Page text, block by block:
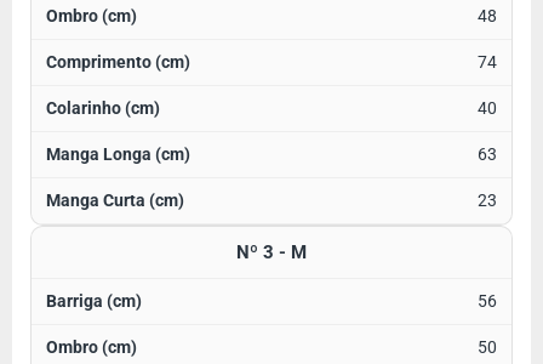
48
74
40
63
23
Nº 3 - M
56
50